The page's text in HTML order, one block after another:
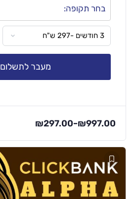
בחר תקופה:
מעבר לתשלום
₪297.00–₪997.00